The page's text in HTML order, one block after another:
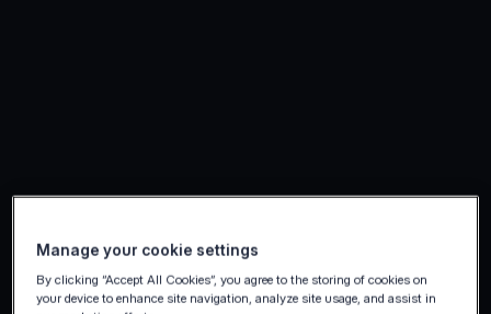
Manage your cookie settings
By clicking “Accept All Cookies”, you agree to the storing of cookies on
your device to enhance site navigation, analyze site usage, and assist in